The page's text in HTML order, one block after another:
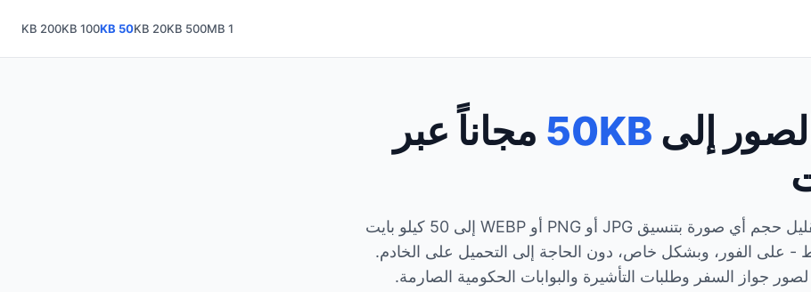
200 KB 100 KB 50 KB 20 KB 500 KB 1 MB
إلى 50KB مجاناً عبر
قم بتقليل حجم أي صورة بتنسيق JPG أو PNG أو WEBP إلى 50 كيلو بايت
- على الفور، وبشكل خاص، دون الحاجة إلى التحميل على الخادم.
لصور جواز السفر وطلبات التأشيرة والبوابات الحكومية الصارمة.